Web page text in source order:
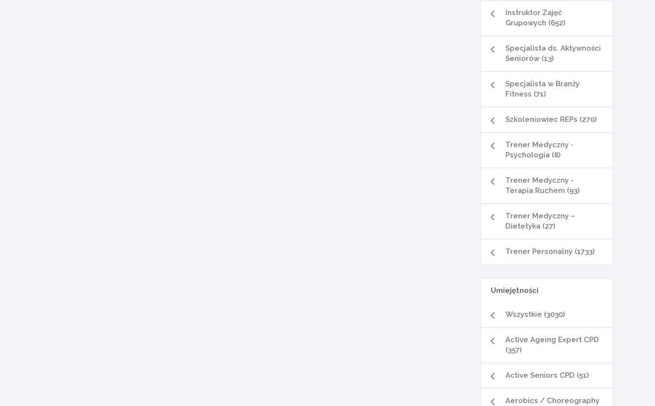
Instruktor Zajęć
Grupowych (652)
Specjalista ds. Aktywności
Seniorów (13)
Specjalista w Branży
Fitness (71)
Szkoleniowiec REPs (270)
Trener Medyczny -
Psychologia (8)
Trener Medyczny -
Terapia Ruchem (93)
Trener Medyczny –
Dietetyka (27)
Trener Personalny (1733)
Umiejętności
Wszystkie (3030)
Active Ageing Expert CPD
(357)
Active Seniors CPD (51)
Aerobics / Choreography